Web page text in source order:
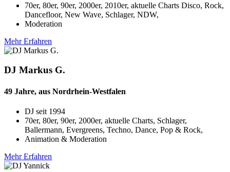
70er, 80er, 90er, 2000er, 2010er, aktuelle Charts Disco, Rock,
Dancefloor, New Wave, Schlager, NDW,
Moderation
Mehr Erfahren
DJ Markus G.
49 Jahre, aus Nordrhein-Westfalen
DJ seit 1994
70er, 80er, 90er, 2000er, aktuelle Charts, Schlager,
Ballermann, Evergreens, Techno, Dance, Pop & Rock,
Animation & Moderation
Mehr Erfahren